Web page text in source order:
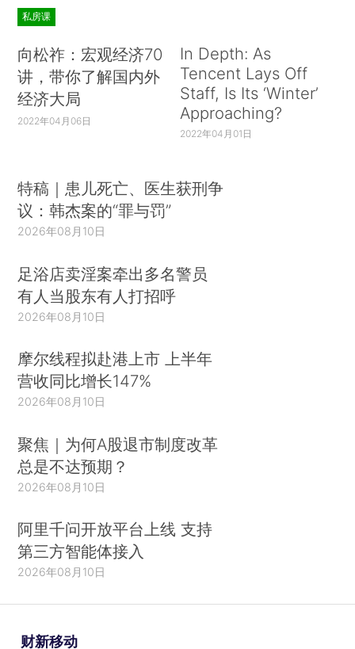
私房课
向松祚：宏观经济70
讲，带你了解国内外
经济大局
2022年04月06日
In Depth: As
Tencent Lays Off
Staff, Is Its ‘Winter’
Approaching?
2022年04月01日
特稿｜患儿死亡、医生获刑争
议：韩杰案的“罪与罚”
2026年08月10日
足浴店卖淫案牵出多名警员
有人当股东有人打招呼
2026年08月10日
摩尔线程拟赴港上市 上半年
营收同比增长147%
2026年08月10日
聚焦｜为何A股退市制度改革
总是不达预期？
2026年08月10日
阿里千问开放平台上线 支持
第三方智能体接入
2026年08月10日
财新移动